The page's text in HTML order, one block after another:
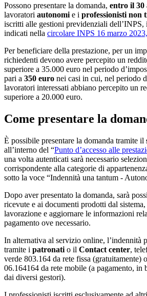
Possono presentare la domanda, entro il 30
lavoratori autonomi e i professionisti non
iscritti alle gestioni previdenziali dell’INPS,
indicati nella circolare INPS 16 marzo
Per beneficiare della prestazione, per un
richiedenti devono avere percepito un
superiore a 35.000 euro nel periodo
pari a 350 euro nei casi in cui, nel periodo
lavoratori interessati abbiano percepito un
superiore a 20.000 euro.
Come presentare la
È possibile presentare la domanda tramite il
all’interno del “Punto d’accesso alle
una volta autenticati sarà necessario
corrispondente alla categorie di
sotto la voce “Indennità una tantum -
Dopo aver presentato la domanda, sarà
ricevute e ai documenti prodotti dal
lavorazione e aggiornare le informazioni
pagamento ove necessario.
In alternativa al servizio online, l’indennità
tramite i patronati o il Contact center,
verde 803.164 da rete fissa (gratuitamente)
06.164164 da rete mobile (a pagamento, in
dai diversi gestori).